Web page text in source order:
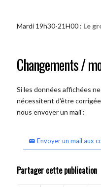
Mardi 19h30-21H00 : Le
Changements /
Si les données affichées
nécessitent d'être
nous envoyer un mail :
Envoyer un mail aux
Partager cette publication